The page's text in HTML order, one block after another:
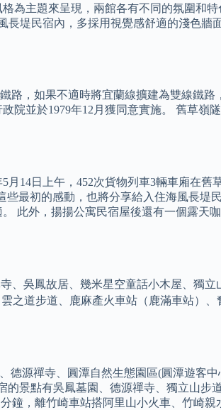
主題來呈現，兩館各有不同的氛圍和特
堤民宿內，多採用視覺感舒適的淺色牆
路，如果不適時將宜蘭線擴建為雙線鐵
院並於1979年12月獲同意實施。 舊草嶺
月14日上午，452次貨物列車3輛車廂在
些最初的感動，也將分享給入住海風長堤
此外，揚揚公寓民宿屋後還有一個露天
、吳鳳故居、幾米星空童話小木屋、獨
之道步道、鹿麻產火車站（鹿滿車站）
源禪寺、圓潭自然生態園區(圓潭遊客
景點有吳鳳墓園、德源禪寺、獨立山步
鐘，離竹崎車站搭阿里山小火車、竹崎